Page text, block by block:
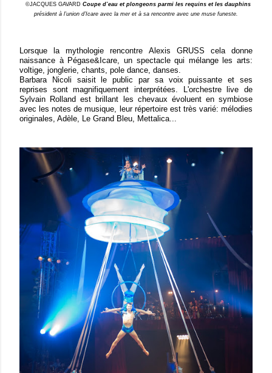
©JACQUES GAVARD Coupe d’eau et plongeons parmi les requins et les dauphins
président à l’union d’Icare avec la mer et à sa rencontre avec une muse funeste.
Lorsque la mythologie rencontre Alexis GRUSS cela donne
naissance à Pégase&Icare, un spectacle qui mélange les arts:
voltige, jonglerie, chants, pole dance, danses.
Barbara Nicoli saisit le public par sa voix puissante et ses
reprises sont magnifiquement interprétées.
L'orchestre live de
Sylvain Rolland est brillant les chevaux évoluent en symbiose
avec les notes de musique, leur répertoire est très varié: mélodies
originales, Adèle, Le Grand Bleu, Mettalica...